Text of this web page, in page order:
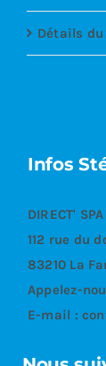
Détails
Infos
DIRECT' SPA
112 rue du
83210 La
Appelez-
E-mail :